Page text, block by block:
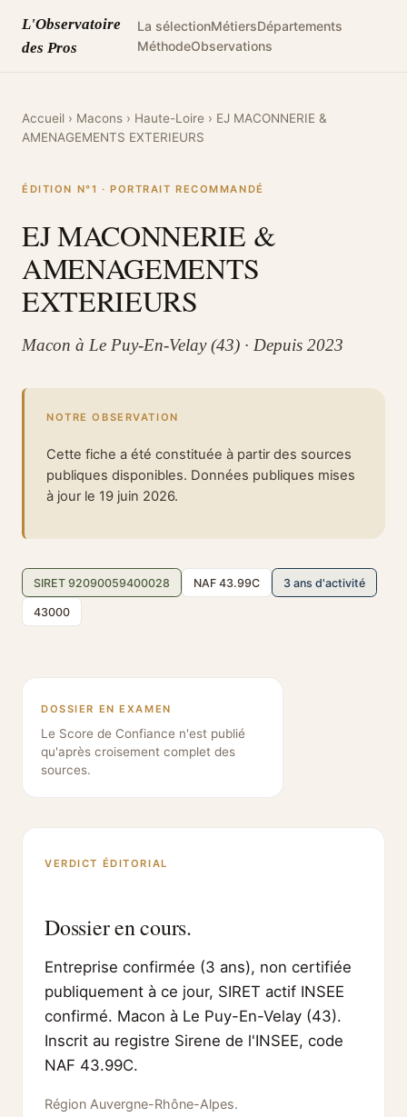
L'Observatoire
des Pros
La sélectionMétiersDépartements
MéthodeObservations
Accueil › Macons › Haute-Loire › EJ MACONNERIE &
AMENAGEMENTS EXTERIEURS
ÉDITION N°1 · PORTRAIT RECOMMANDÉ
EJ MACONNERIE &
AMENAGEMENTS
EXTERIEURS
Macon à Le Puy-En-Velay (43) · Depuis 2023
NOTRE OBSERVATION
Cette fiche a été constituée à partir des sources
publiques disponibles. Données publiques mises
à jour le 19 juin 2026.
SIRET 92090059400028 NAF 43.99C 3 ans d'activité
43000
DOSSIER EN EXAMEN
Le Score de Confiance n'est publié
qu'après croisement complet des
sources.
VERDICT ÉDITORIAL
Dossier en cours.
Entreprise confirmée (3 ans), non certifiée
publiquement à ce jour, SIRET actif INSEE
confirmé. Macon à Le Puy-En-Velay (43).
Inscrit au registre Sirene de l'INSEE, code
NAF 43.99C.
Région Auvergne-Rhône-Alpes.